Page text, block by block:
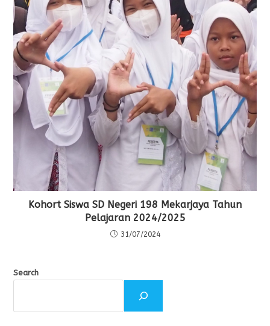
Kohort Siswa SD Negeri 198 Mekarjaya Tahun
Pelajaran 2024/2025
31/07/2024
Search